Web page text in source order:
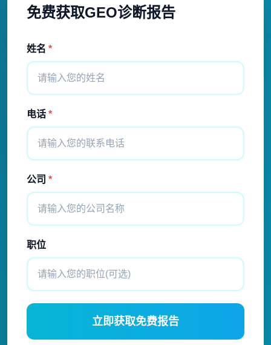
免费获取GEO诊断报告
姓名 *
电话 *
公司 *
职位
立即获取免费报告